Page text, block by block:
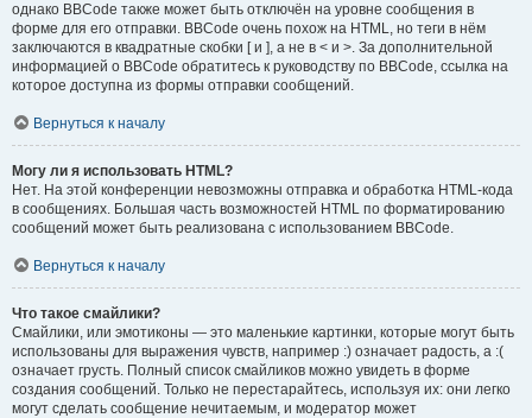
однако BBCode также может быть отключён на уровне сообщения в
форме для его отправки. BBCode очень похож на HTML, но теги в нём
заключаются в квадратные скобки [ и ], а не в < и >. За дополнительной
информацией о BBCode обратитесь к руководству по BBCode, ссылка на
которое доступна из формы отправки сообщений.
Вернуться к началу
Могу ли я использовать HTML?
Нет. На этой конференции невозможны отправка и обработка HTML-кода
в сообщениях. Большая часть возможностей HTML по форматированию
сообщений может быть реализована с использованием BBCode.
Вернуться к началу
Что такое смайлики?
Смайлики, или эмотиконы — это маленькие картинки, которые могут быть
использованы для выражения чувств, например :) означает радость, а :(
означает грусть. Полный список смайликов можно увидеть в форме
создания сообщений. Только не перестарайтесь, используя их: они легко
могут сделать сообщение нечитаемым, и модератор может